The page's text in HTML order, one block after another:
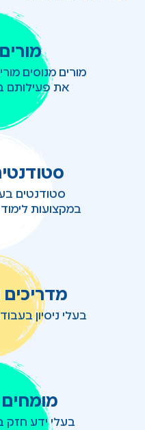
מורים מנוסים
את פעילותם
סטודנטים
במקצועות
מדריכים
בעלי ניסיון
בעלי ידע חזק